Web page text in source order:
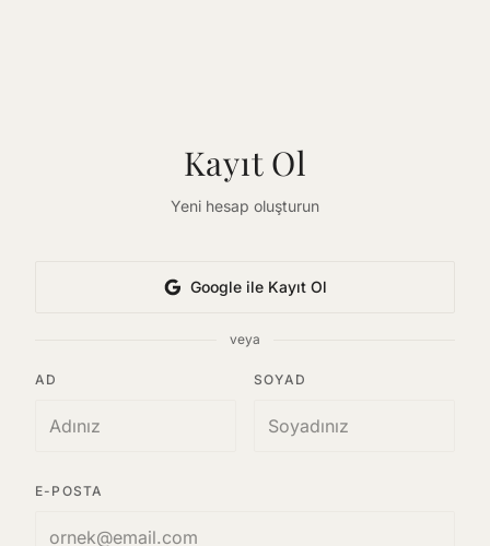
Kayıt Ol
Yeni hesap oluşturun
Google ile Kayıt Ol
veya
AD SOYAD
E-POSTA